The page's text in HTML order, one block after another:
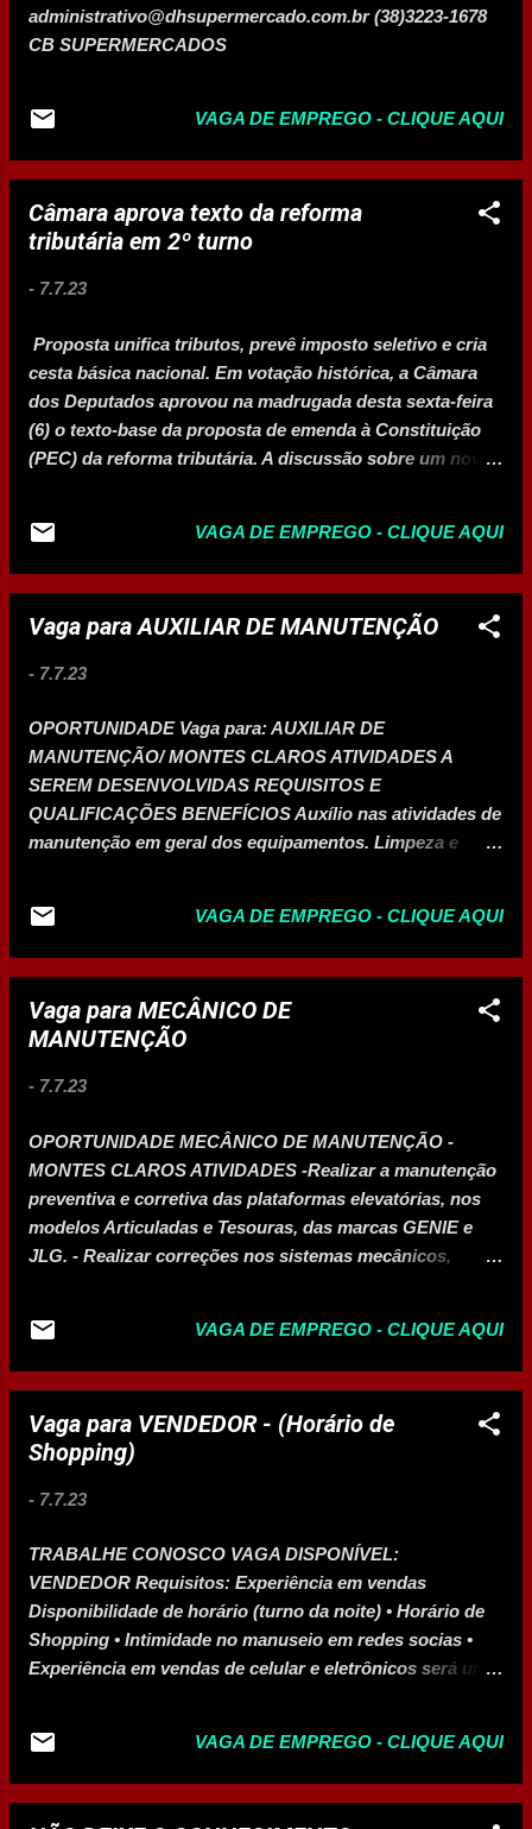
administrativo@dhsupermercado.com.br (38)3223-1678
CB SUPERMERCADOS
VAGA DE EMPREGO - CLIQUE AQUI
Câmara aprova texto da reforma
tributária em 2º turno
- 7.7.23
Proposta unifica tributos, prevê imposto seletivo e cria
cesta básica nacional. Em votação histórica, a Câmara
dos Deputados aprovou na madrugada desta sexta-feira
(6) o texto-base da proposta de emenda à Constituição
(PEC) da reforma tributária. A discussão sobre um novo
votação em segundo turno, à 1h53. Os deputados ainda
precisam analisar destaques (mudanças) ao texto. A
Câmara ocorre em dois turnos. As discussões tiveram
votos a 113 a favor da PEC e três abstenções. Em
contra. Eram necessários 308 votos para a aprovação da
proposta. Finalizada essa etapa, o texto vai à análise do
Senado. Dessa vez, foi possível destravar a reforma após
um esforço que uniu diferentes correntes políticas e
econômicas, com o...
VAGA DE EMPREGO - CLIQUE AQUI
Vaga para AUXILIAR DE MANUTENÇÃO
- 7.7.23
OPORTUNIDADE Vaga para: AUXILIAR DE
MANUTENÇÃO/ MONTES CLAROS ATIVIDADES A
SEREM DESENVOLVIDAS REQUISITOS E
QUALIFICAÇÕES BENEFÍCIOS Auxílio nas atividades de
manutenção em geral dos equipamentos. Limpeza e
organizado, dinâmico. Que tenha princípios e valores
bem definidos (respeito, honestidade, ética, disciplina,
áreas afins. Desejável experiência e conhecimentos em
manutenção. 08 às 18h (segunda a sexta-Feira), com
semana. Salário a combinar + Benefícios. Plano de saúde
Unimed. Plano Odontológico. Seguro de Vida. Cartão
Alimentação. Ajuda de custo transporte. Enviar
currículos para: recrutamento@rxrlocacoes.com.br RR
LOCAÇÕES
VAGA DE EMPREGO - CLIQUE AQUI
Vaga para MECÂNICO DE
MANUTENÇÃO
- 7.7.23
OPORTUNIDADE MECÂNICO DE MANUTENÇÃO -
MONTES CLAROS ATIVIDADES -Realizar a manutenção
preventiva e corretiva das plataformas elevatórias, nos
modelos Articuladas e Tesouras, das marcas GENIE e
JLG. - Realizar correções nos sistemas mecânicos,
desejável cursos profissionalizantes técnico em
mecânica/eletromecânica ou afins. - Desejável
empilhadeiras, máquinas pesadas, entre outros. - Local
de Trabalho: Montes Claros/MG - Horário: 08 às 18h
para trabalho aos fins de semana. BENEFÍCIOS - Salário
a combinar + benefícios (plano de saúde UNIMED, plano
vida, entre outros). i +INFORMAÇÕES Interessados
deverão enviar currículos para
recrutamento@rxrlocacoes.com.br RR LOCAÇÕES
VAGA DE EMPREGO - CLIQUE AQUI
Vaga para VENDEDOR - (Horário de
Shopping)
- 7.7.23
TRABALHE CONOSCO VAGA DISPONÍVEL:
VENDEDOR Requisitos: Experiência em vendas
Disponibilidade de horário (turno da noite) • Horário de
Shopping • Intimidade no manuseio em redes socias •
Experiência em vendas de celular e eletrônicos será um
VAGA DE EMPREGO - CLIQUE AQUI